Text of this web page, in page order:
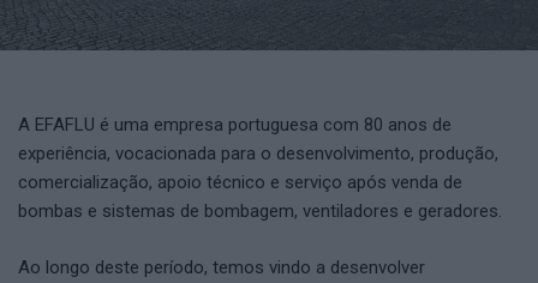
A EFAFLU é uma empresa portuguesa com 80 anos de
experiência, vocacionada para o desenvolvimento, produção,
comercialização, apoio técnico e serviço após venda de
bombas e sistemas de bombagem, ventiladores e geradores.
Ao longo deste período, temos vindo a desenvolver